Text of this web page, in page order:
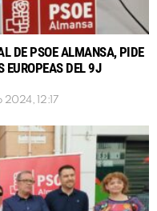
DE PSOE ALMANSA, PIDE
EUROPEAS DEL 9J
2024, 12:17